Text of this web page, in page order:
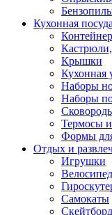
Кухонная
Крышки
Кухонная
Наборы
Наборы
Термосы
Формы
Отдых и
Игрушки
Самокаты